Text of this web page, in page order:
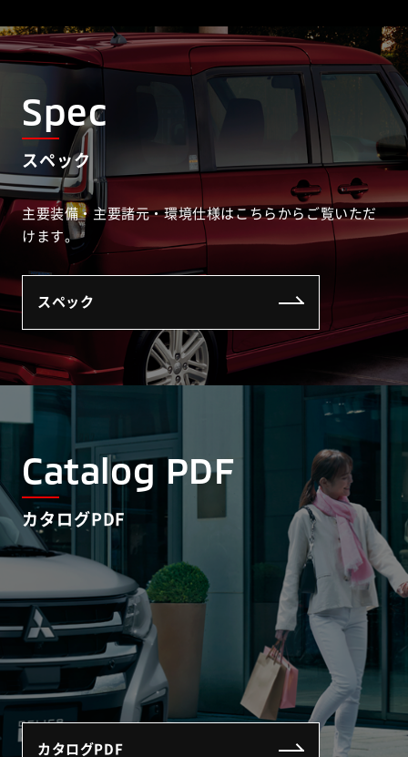
Spec
スペック
主要装備・主要諸元・環境仕様はこちらからご覧いただ
けます。
スペック
Catalog PDF
カタログPDF
カタログPDF